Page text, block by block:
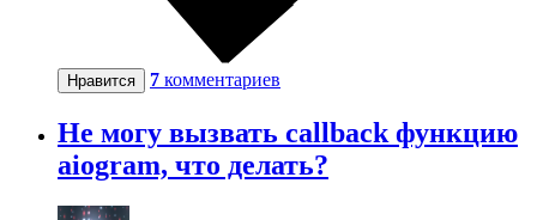
Нравится 7 комментариев
Не могу вызвать callback функцию
aiogram, что делать?